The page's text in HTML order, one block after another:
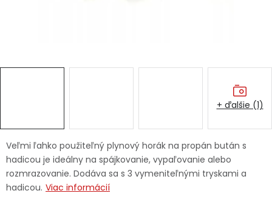
Doprava a platba Váš zákaznícky účet
Kontakty
Veľmi ľahko použiteľný plynový horák na propán bután s
hadicou je ideálny na spájkovanie, vypaľovanie alebo
rozmrazovanie. Dodáva sa s 3 vymeniteľnými tryskami a
hadicou. Viac informácií
+ ďalšie (1)